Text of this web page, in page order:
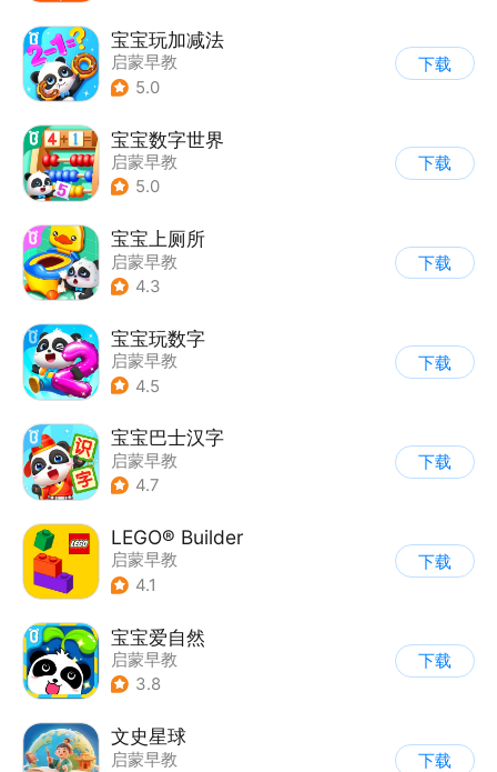
宝宝玩加减法
启蒙早教
5.0
下载
宝宝数字世界
启蒙早教
5.0
下载
宝宝上厕所
启蒙早教
4.3
下载
宝宝玩数字
启蒙早教
4.5
下载
宝宝巴士汉字
启蒙早教
4.7
下载
LEGO® Builder
启蒙早教
4.1
下载
宝宝爱自然
启蒙早教
3.8
下载
文史星球
启蒙早教
下载